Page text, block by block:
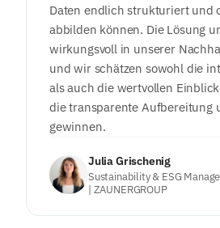
Daten endlich strukturiert und
abbilden können. Die Lösung
wirkungsvoll in unserer
und wir schätzen sowohl die
als auch die wertvollen
die transparente Aufbereitung
gewinnen.
Julia Grischenig
Sustainability & ESG
| ZAUNERGROUP